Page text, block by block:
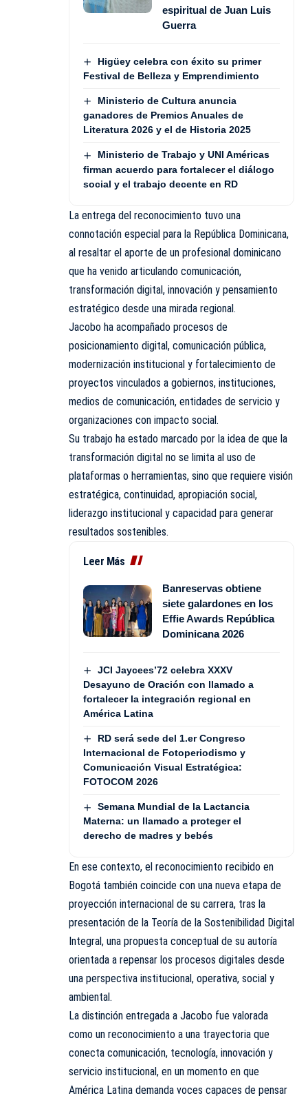
espiritual de Juan Luis
Guerra
Higüey celebra con éxito su primer
Festival de Belleza y Emprendimiento
Ministerio de Cultura anuncia
ganadores de Premios Anuales de
Literatura 2026 y el de Historia 2025
Ministerio de Trabajo y UNI Américas
firman acuerdo para fortalecer el diálogo
social y el trabajo decente en RD
La entrega del reconocimiento tuvo una
connotación especial para la República Dominicana,
al resaltar el aporte de un profesional dominicano
que ha venido articulando comunicación,
transformación digital, innovación y pensamiento
estratégico desde una mirada regional.
Jacobo ha acompañado procesos de
posicionamiento digital, comunicación pública,
modernización institucional y fortalecimiento de
proyectos vinculados a gobiernos, instituciones,
medios de comunicación, entidades de servicio y
organizaciones con impacto social.
Su trabajo ha estado marcado por la idea de que la
transformación digital no se limita al uso de
plataformas o herramientas, sino que requiere visión
estratégica, continuidad, apropiación social,
liderazgo institucional y capacidad para generar
resultados sostenibles.
Leer Más
Banreservas obtiene
siete galardones en los
Effie Awards República
Dominicana 2026
JCI Jaycees’72 celebra XXXV
Desayuno de Oración con llamado a
fortalecer la integración regional en
América Latina
RD será sede del 1.er Congreso
Internacional de Fotoperiodismo y
Comunicación Visual Estratégica:
FOTOCOM 2026
Semana Mundial de la Lactancia
Materna: un llamado a proteger el
derecho de madres y bebés
En ese contexto, el reconocimiento recibido en
Bogotá también coincide con una nueva etapa de
proyección internacional de su carrera, tras la
presentación de la Teoría de la Sostenibilidad Digital
Integral, una propuesta conceptual de su autoría
orientada a repensar los procesos digitales desde
una perspectiva institucional, operativa, social y
ambiental.
La distinción entregada a Jacobo fue valorada
como un reconocimiento a una trayectoria que
conecta comunicación, tecnología, innovación y
servicio institucional, en un momento en que
América Latina demanda voces capaces de pensar